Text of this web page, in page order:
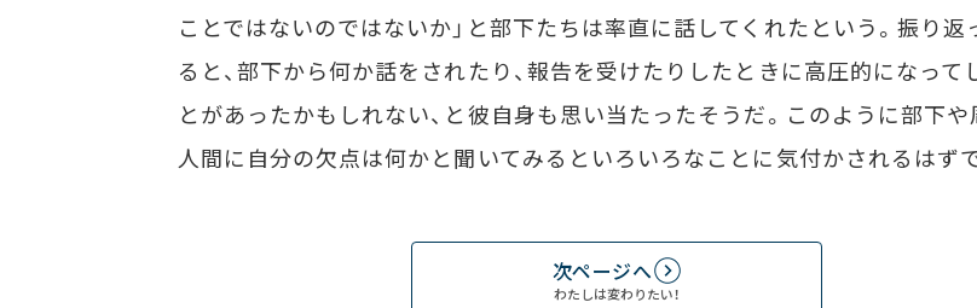
ことではないのではないか」と部下たちは率直に話してくれたという。振り返
ると、部下から何か話をされたり、報告を受けたりしたときに高圧的になって
とがあったかもしれない、と彼自身も思い当たったそうだ。このように部下や
人間に自分の欠点は何かと聞いてみるといろいろなことに気付かされるはずで
次ページへ
わたしは変わりたい！